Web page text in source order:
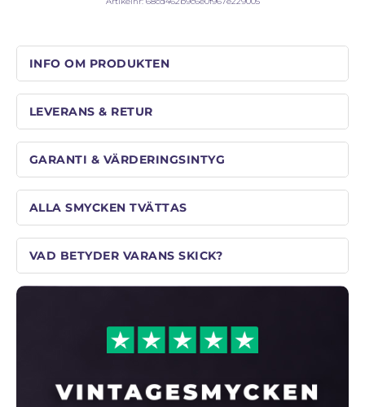
INFO OM PRODUKTEN
LEVERANS & RETUR
GARANTI & VÄRDERINGSINTYG
ALLA SMYCKEN TVÄTTAS
VAD BETYDER VARANS SKICK?